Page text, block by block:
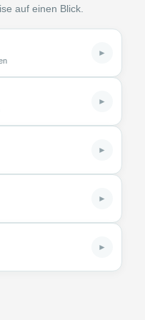
auf einen Blick.
►
►
►
►
►